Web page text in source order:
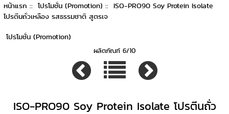
หน้าแรก ::โปรโมชั่น (Promotion) :: ISO-PRO90 Soy Protein Isolate
โปรตีนถั่วเหลือง รสธรรมชาติ สูตรเจ
โปรโมชั่น (Promotion)
ผลิตภัณฑ์ 6/10
ISO-PRO90 Soy Protein Isolate โปรตีนถั่ว